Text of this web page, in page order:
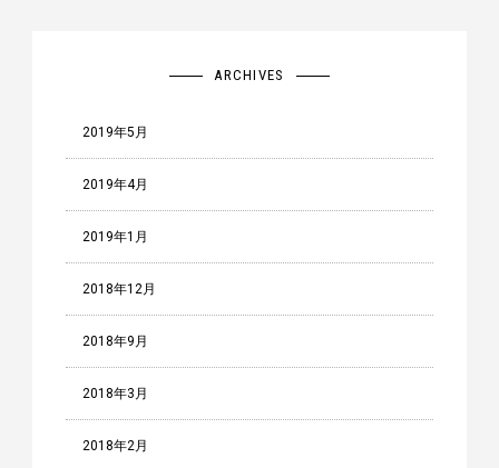
ARCHIVES
2019年5月
2019年4月
2019年1月
2018年12月
2018年9月
2018年3月
2018年2月